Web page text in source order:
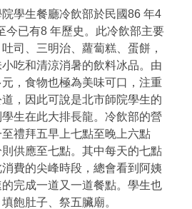
生餐廳冷飲部於民國86 年4
今已有8 年歷史。此冷飲部主要
司、三明治、蘿蔔糕、蛋餅，
吃和清涼消暑的飲料冰品。由
，食物也極為美味可口，注重
，因此可說是北市師院學生的
生在此大排長龍。冷飲部的營
禮拜五早上七點至晚上六點
供應至七點。其中每天的七點
費的尖峰時段，總會看到阿姨
完成一道又一道餐點。學生也
飽肚子、祭五臟廟。